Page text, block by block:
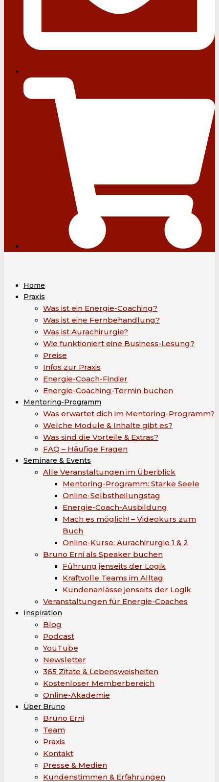
Home
Praxis
Was ist ein Energie-Coaching?
Was ist eine Fernbehandlung?
Was ist Aurachirurgie?
Wie funktioniert eine Business-Lesung?
Preise
Infos zur Praxis
Energie-Coach-Finder
Energie-Coaching-Termin buchen
Mentoring-Programm
Was erwartet dich im Mentoring-Programm?
Welche Module & Inhalte gibt es?
Was sind die Vorteile & Extras?
FAQ – Häufige Fragen
Seminare & Events
Alle Veranstaltungen im Überblick
Mentoring-Programm: Starke Seele
Online-Selbstheilungstag
Energie-Coach-Ausbildung
Mach es möglich! – Videokurs zum
Buch
Online-Kurse: Aurachirurgie 1 & 2
Bruno Erni als Speaker buchen
Führung jenseits der Logik
Kraftvolle Teams im Alltag
Kundenanlässe jenseits der Logik
Veranstaltungen für Energie-Coaches
Inspiration
Blog
Podcast
YouTube
Newsletter
365 Zitate & Lebensweisheiten
Kostenloser Memberbereich
Online-Akademie
Über Bruno
Bruno Erni
Team
Praxis
Kontakt
Presse & Medien
Kundenstimmen & Erfahrungen